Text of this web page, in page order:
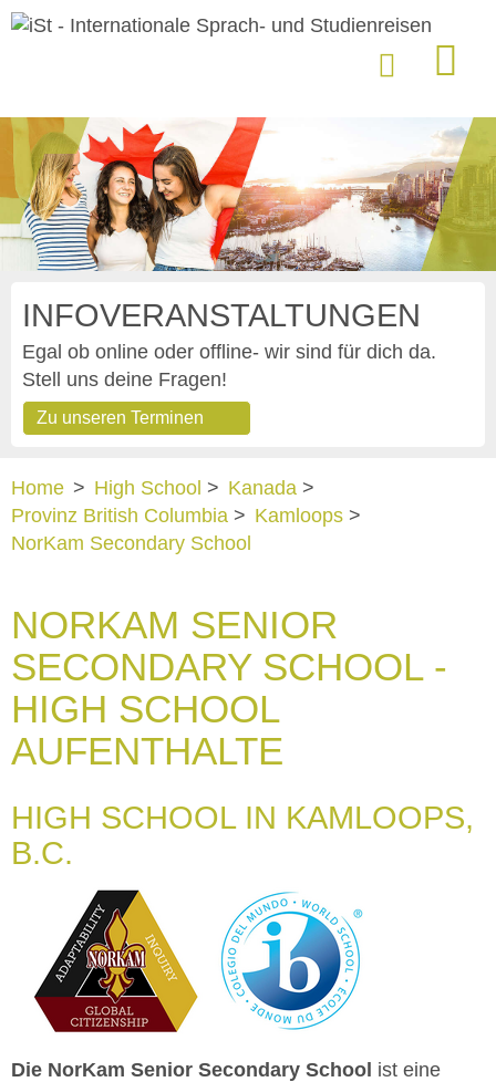
INFOVERANSTALTUNGEN
Egal ob online oder offline- wir sind für dich da.
Stell uns deine Fragen!
Zu unseren Terminen
Home > High School > Kanada >
Provinz British Columbia > Kamloops >
NorKam Secondary School
NORKAM SENIOR
SECONDARY SCHOOL -
HIGH SCHOOL
AUFENTHALTE
HIGH SCHOOL IN KAMLOOPS,
B.C.
Die NorKam Senior Secondary School ist eine